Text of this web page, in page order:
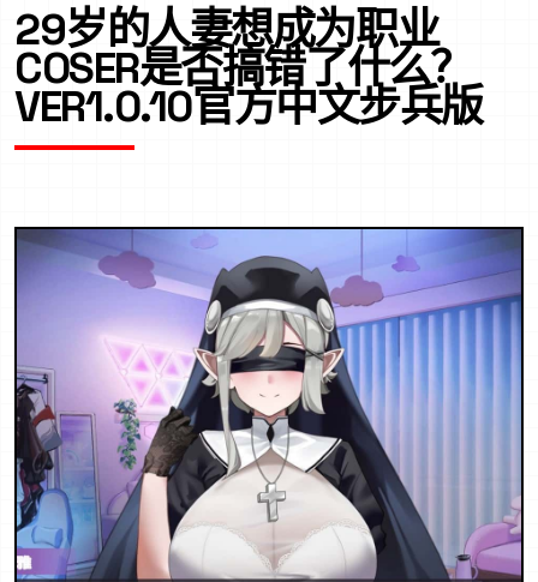
29岁的人妻想成为职业
COSER是否搞错了什么？
VER1.0.10官方中文步兵版